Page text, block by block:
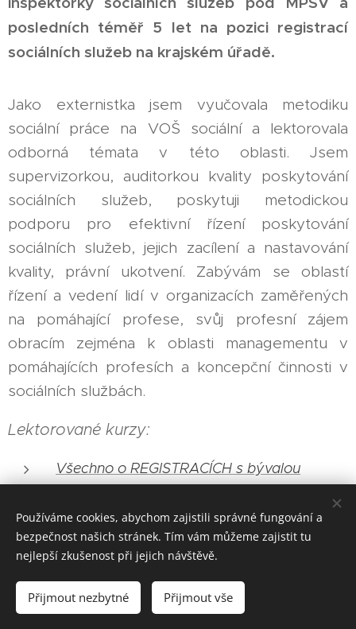
posledních téměř 5 let na pozici registrací
sociálních služeb na krajském úřadě.
Jako externistka jsem vyučovala metodiku
sociální práce na VOŠ sociální a lektorovala
odborná témata v této oblasti. Jsem
supervizorkou, auditorkou kvality poskytování
sociálních služeb, poskytuji metodickou
podporu pro efektivní řízení poskytování
sociálních služeb, jejich zacílení a nastavování
kvality, právní ukotvení. Zabývám se oblastí
řízení a vedení lidí v organizacích zaměřených
na pomáhající profese, svůj profesní zájem
obracím zejména k oblasti managementu v
pomáhajících profesích a koncepční činnosti v
sociálních službách.
Lektorované kurzy:
Všechno o REGISTRACÍCH s bývalou
JAK MŮŽEME SPOLUPRACOVAT?
Používáme cookies, abychom zajistili správné fungování a
bezpečnost našich stránek. Tím vám můžeme zajistit tu
nejlepší zkušenost při jejich návštěvě.
Přijmout nezbytné Přijmout vše